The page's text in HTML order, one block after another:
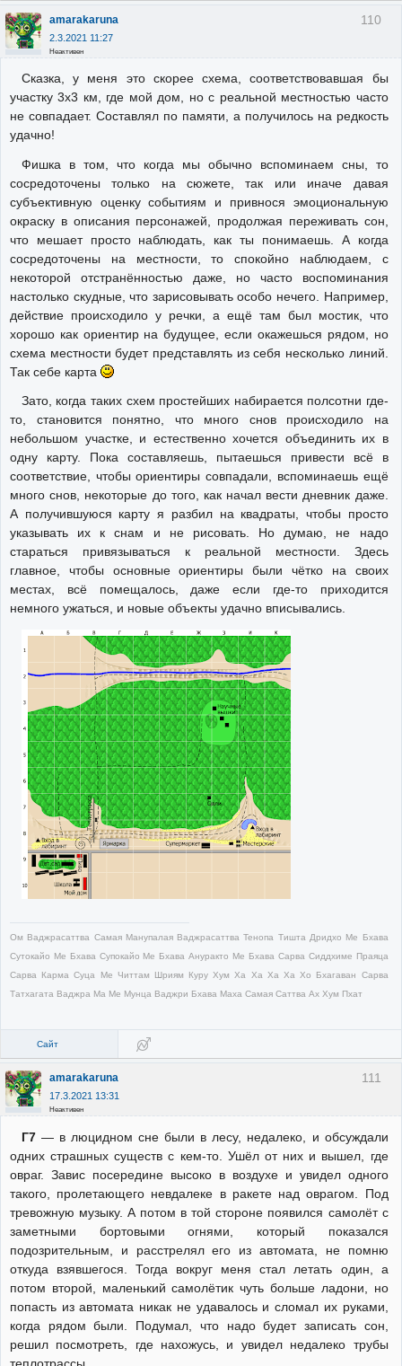
110
amarakaruna
2.3.2021 11:27
Неактивен
Сказка, у меня это скорее схема, соответствовавшая бы
участку 3x3 км, где мой дом, но с реальной местностью часто
не совпадает. Составлял по памяти, а получилось на редкость
удачно!
Фишка в том, что когда мы обычно вспоминаем сны, то
сосредоточены только на сюжете, так или иначе давая
субъективную оценку событиям и привнося эмоциональную
окраску в описания персонажей, продолжая переживать сон,
что мешает просто наблюдать, как ты понимаешь. А когда
сосредоточены на местности, то спокойно наблюдаем, с
некоторой отстранённостью даже, но часто воспоминания
настолько скудные, что зарисовывать особо нечего. Например,
действие происходило у речки, а ещё там был мостик, что
хорошо как ориентир на будущее, если окажешься рядом, но
схема местности будет представлять из себя несколько линий.
Так себе карта
Зато, когда таких схем простейших набирается полсотни где-
то, становится понятно, что много снов происходило на
небольшом участке, и естественно хочется объединить их в
одну карту. Пока составляешь, пытаешься привести всё в
соответствие, чтобы ориентиры совпадали, вспоминаешь ещё
много снов, некоторые до того, как начал вести дневник даже.
А получившуюся карту я разбил на квадраты, чтобы просто
указывать их к снам и не рисовать. Но думаю, не надо
стараться привязываться к реальной местности. Здесь
главное, чтобы основные ориентиры были чётко на своих
местах, всё помещалось, даже если где-то приходится
немного ужаться, и новые объекты удачно вписывались.
Ом Ваджрасаттва Самая Манупалая Ваджрасаттва Тенопа Тишта Дридхо Ме Бхава
Сутокайо Ме Бхава Супокайо Ме Бхава Ануракто Ме Бхава Сарва Сиддхиме Праяца
Сарва Карма Суца Ме Читтам Шриям Куру Хум Ха Ха Ха Ха Хо Бхагаван Сарва
Татхагата Ваджра Ма Ме Мунца Ваджри Бхава Маха Самая Саттва Ах Хум Пхат
Сайт
111
amarakaruna
17.3.2021 13:31
Неактивен
Г7— в люцидном сне были в лесу, недалеко, и обсуждали
одних страшных существ с кем-то. Ушёл от них и вышел, где
овраг. Завис посередине высоко в воздухе и увидел одного
такого, пролетающего невдалеке в ракете над оврагом. Под
тревожную музыку. А потом в той стороне появился самолёт с
заметными бортовыми огнями, который показался
подозрительным, и расстрелял его из автомата, не помню
откуда взявшегося. Тогда вокруг меня стал летать один, а
потом второй, маленький самолётик чуть больше ладони, но
попасть из автомата никак не удавалось и сломал их руками,
когда рядом были. Подумал, что надо будет записать сон,
решил посмотреть, где нахожусь, и увидел недалеко трубы
теплотрассы.